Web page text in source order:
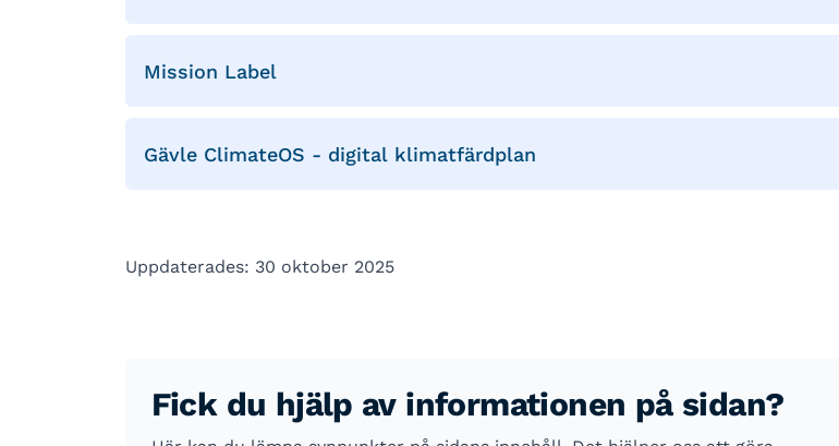
Mission Label
Gävle ClimateOS - digital klimatfärdplan
Uppdaterades: 30 oktober 2025
Fick du hjälp av informationen på sidan?